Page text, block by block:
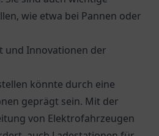
wie etwa bei Pannen oder
und Innovationen der
könnte durch eine
geprägt sein. Mit der
von Elektrofahrzeugen